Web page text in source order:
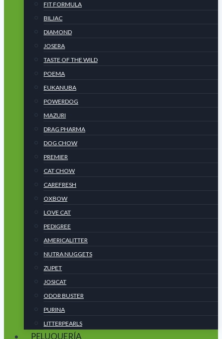
FIT FORMULA
BILJAC
DIAMOND
JOSERA
TASTE OF THE WILD
POEMA
EUKANUBA
POWERDOG
MAZURI
DRAG PHARMA
DOG CHOW
PREMIER
CAT CHOW
CAREFRESH
OXBOW
LOVE CAT
PEDIGREE
AMERICALITTER
NUTRA NUGGETS
ZUPET
JOSICAT
ODOR BUSTER
PURINA
LITTERPEARLS
PELUQUERÍA